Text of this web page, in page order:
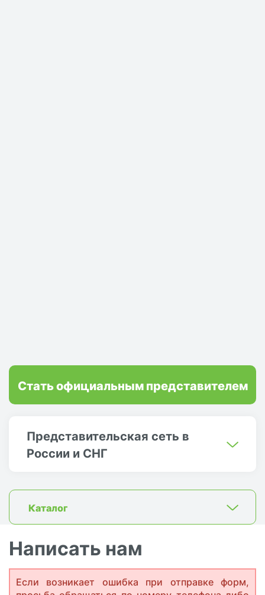
Представительская сеть в
России и СНГ
Стать официальным представителем
Каталог
Написать нам
Если возникает ошибка при отправке форм,